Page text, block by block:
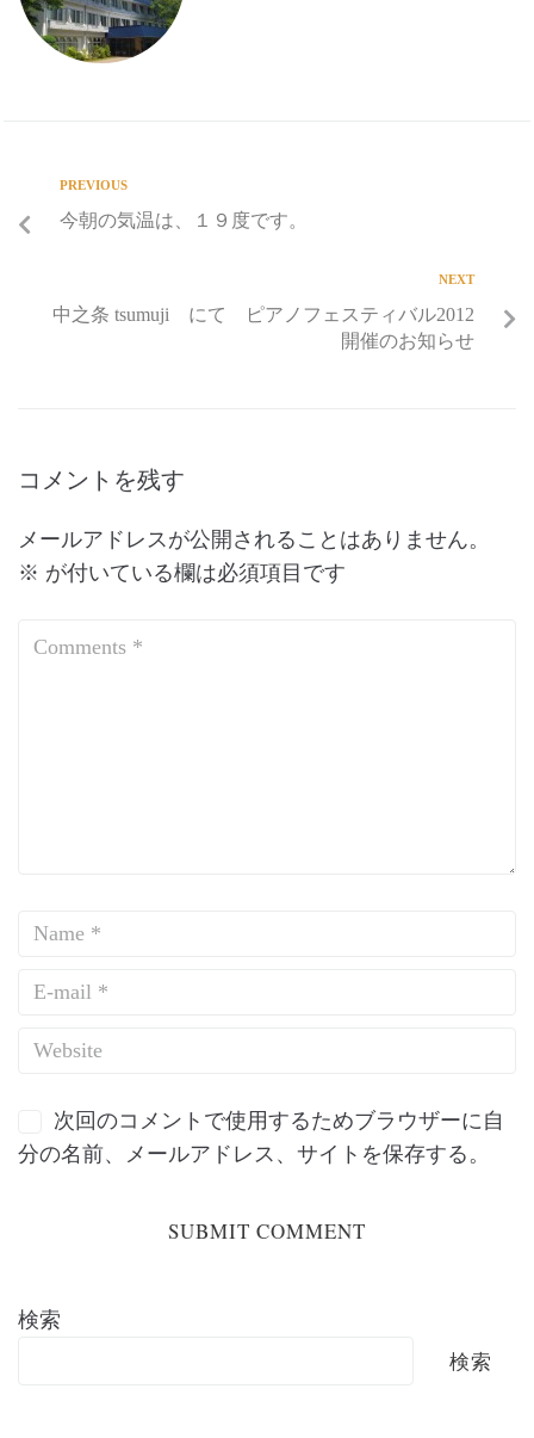
PREVIOUS
今朝の気温は、１９度です。
NEXT
中之条 tsumuji にて ピアノフェスティバル2012
開催のお知らせ
コメントを残す
メールアドレスが公開されることはありません。
※ が付いている欄は必須項目です
次回のコメントで使用するためブラウザーに自
分の名前、メールアドレス、サイトを保存する。
検索
検索